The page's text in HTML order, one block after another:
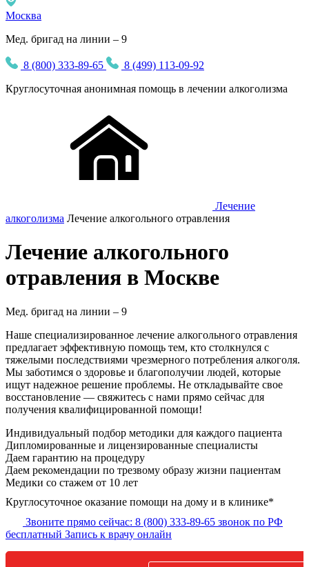
Москва
Мед. бригад на линии – 9
8 (800) 333-89-65
8 (499) 113-09-92
Круглосуточная анонимная помощь в лечении алкоголизма
Лечение
алкоголизма Лечение алкогольного отравления
Лечение алкогольного
отравления в Москве
Мед. бригад на линии – 9
Наше специализированное лечение алкогольного отравления
предлагает эффективную помощь тем, кто столкнулся с
тяжелыми последствиями чрезмерного потребления алкоголя.
Мы заботимся о здоровье и благополучии людей, которые
ищут надежное решение проблемы. Не откладывайте свое
восстановление — свяжитесь с нами прямо сейчас для
получения квалифицированной помощи!
Индивидуальный подбор методики для каждого пациента
Дипломированные и лицензированные специалисты
Даем гарантию на процедуру
Даем рекомендации по трезвому образу жизни пациентам
Медики со стажем от 10 лет
Круглосуточное оказание помощи на дому и в клинике*
Звоните прямо сейчас: 8 (800) 333-89-65 звонок по РФ
бесплатный Запись к врачу онлайн